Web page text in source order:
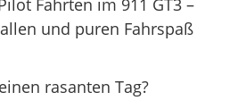
Fahrten im 911 GT3 –
und puren Fahrspaß
rasanten Tag?